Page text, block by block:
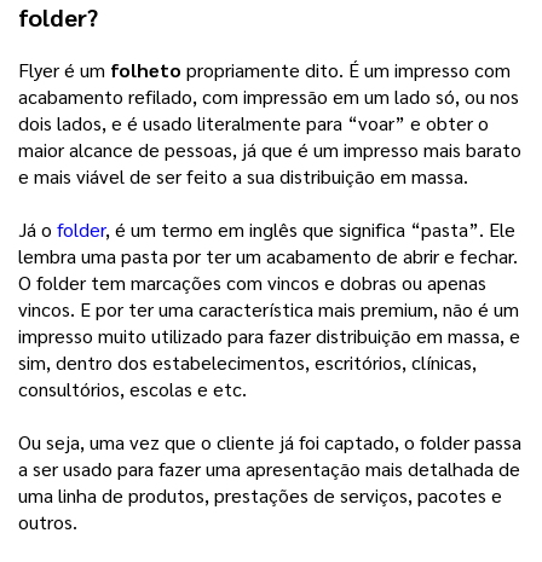
folder?
Flyer é um folheto propriamente dito. É um impresso com
acabamento refilado, com impressão em um lado só, ou nos
dois lados, e é usado literalmente para “voar” e obter o
maior alcance de pessoas, já que é um impresso mais barato
e mais viável de ser feito a sua distribuição em massa.
Já o folder, é um termo em inglês que significa “pasta”. Ele
lembra uma pasta por ter um acabamento de abrir e fechar.
O folder tem marcações com vincos e dobras ou apenas
vincos. E por ter uma característica mais premium, não é um
impresso muito utilizado para fazer distribuição em massa, e
sim, dentro dos estabelecimentos, escritórios, clínicas,
consultórios, escolas e etc.
Ou seja, uma vez que o cliente já foi captado, o folder passa
a ser usado para fazer uma apresentação mais detalhada de
uma linha de produtos, prestações de serviços, pacotes e
outros.